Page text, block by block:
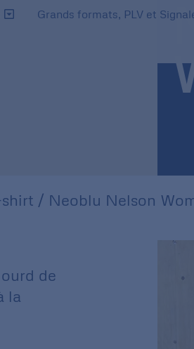
Grands formats, PLV et
/ Neoblu Nelson
de
la